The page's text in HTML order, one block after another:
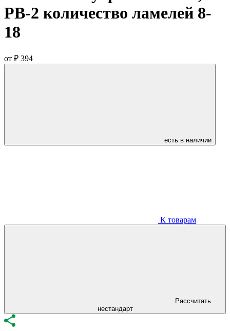
РВ-2 количество ламелей 8-
18
от ₽ 394
есть в наличии
К товарам
Рассчитать
нестандарт